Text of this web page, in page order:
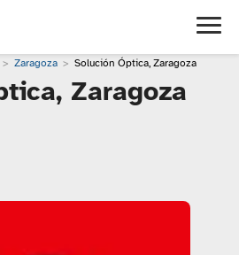
Zaragoza Solución Óptica, Zaragoza
Zaragoza